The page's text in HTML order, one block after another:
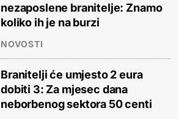
nezaposlene branitelje: Znamo
koliko ih je na burzi
NOVOSTI
Branitelji će umjesto 2 eura
dobiti 3: Za mjesec dana
neborbenog sektora 50 centi